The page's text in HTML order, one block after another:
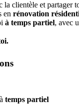
la clientèle et partager
en rénovation
à temps partiel, avec
temps partiel